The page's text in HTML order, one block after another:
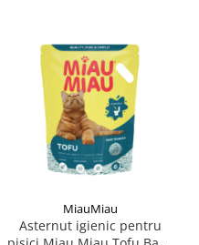
MiauMiau
Asternut igienic pentru